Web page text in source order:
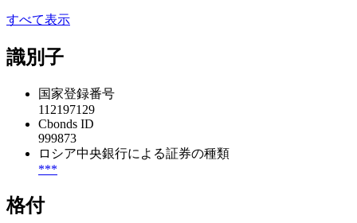
すべて表示
識別子
国家登録番号
112197129
Cbonds ID
999873
ロシア中央銀行による証券の種類
***
格付